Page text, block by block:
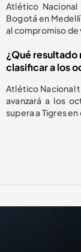
Atlético
Bogotá en
al compromiso de
¿Qué
clasificar a los
Atlético Nacional
avanzará a los
supera a Tigres